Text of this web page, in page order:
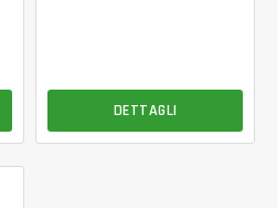
DETTAGLI